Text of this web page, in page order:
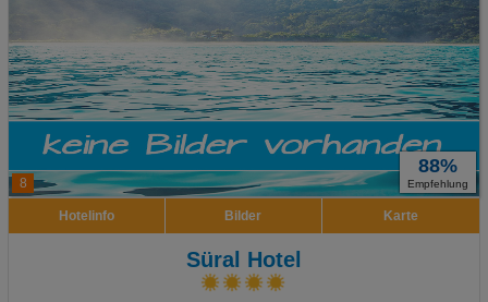
8
88%
Empfehlung
Hotelinfo Bilder Karte
Süral Hotel